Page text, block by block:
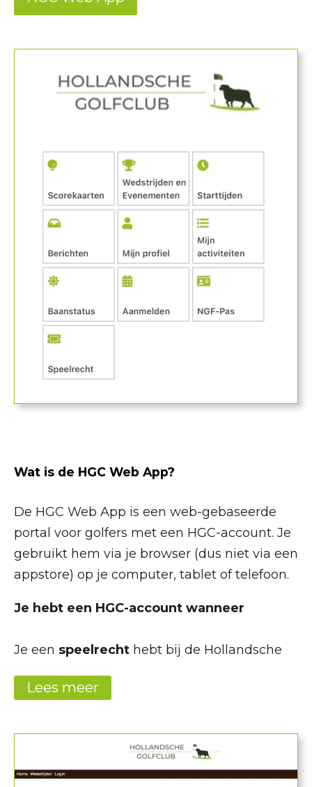
Wat is de HGC Web App?
De HGC Web App is een web-gebaseerde
portal voor golfers met een HGC-account. Je
gebruikt hem via je browser (dus niet via een
appstore) op je computer, tablet of telefoon.
Je hebt een HGC-account wanneer
Je een speelrecht hebt bij de Hollandsche
Je een Handicapregistratie
Je eenHGC loyaltee lidbent.
handicapregistratiehebt lopen via
Hollandsche Golfclub
Lees meer